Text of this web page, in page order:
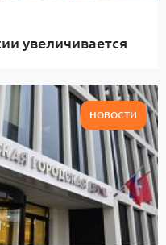
увеличивается
НОВОСТИ